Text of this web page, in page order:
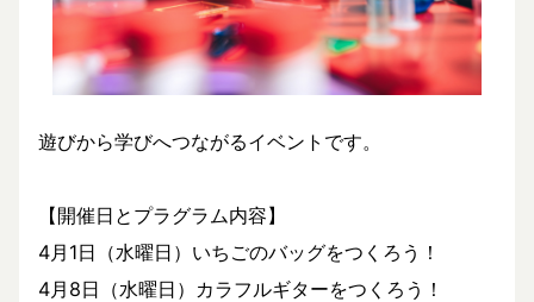
遊びから学びへつながるイベントです。
【開催日とプラグラム内容】
4月1日（水曜日）いちごのバッグをつくろう！
4月8日（水曜日）カラフルギターをつくろう！